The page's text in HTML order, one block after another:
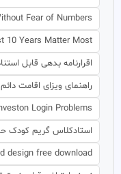
Fear of Numbers
10 Years Matter Most
اقرارنامه بدهی قابل
راهنمای ویزای اقامت دائم
Login Problems
استادکلاس گریم کودک
design free download